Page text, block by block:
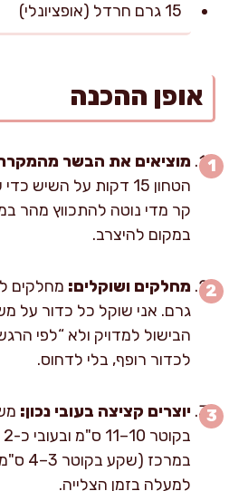
15 גרם חרדל (אופציונלי)
אופן ההכנה
מוציאים את הבשר
הטחון 15 דקות על
קר מדי נוטה להתכווץ מהר
במקום להיצרב.
מחלקים ושוקלים:
גרם. אני שוקל כל כדור על
הבישול למדויק ולא “לפי
לכדור רופף, בלי לדחוס.
יוצרים קציצה בעובי נכון:
למעלה בזמן הצלייה.